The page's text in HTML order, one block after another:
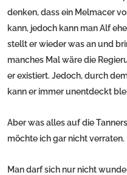
denken, dass ein Melmacer
kann, jedoch kann man Alf
stellt er wieder was an und
manches Mal wäre die
er existiert. Jedoch, durch
kann er immer unentdeckt
Aber was alles auf die
möchte ich gar nicht verraten.
Man darf sich nur nicht